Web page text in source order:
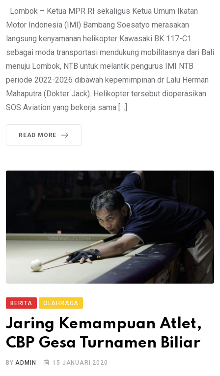
Lombok – Ketua MPR RI sekaligus Ketua Umum Ikatan
Motor Indonesia (IMI) Bambang Soesatyo merasakan
langsung kenyamanan helikopter Kawasaki BK 117-C1
sebagai moda transportasi mendukung mobilitasnya dari Bali
menuju Lombok, NTB untuk melantik pengurus IMI NTB
periode 2022-2026 dibawah kepemimpinan dr Lalu Herman
Mahaputra (Dokter Jack). Helikopter tersebut dioperasikan
SOS Aviation yang bekerja sama […]
READ MORE
BERITA OLAHRAGA
Jaring Kemampuan Atlet,
CBP Gesa Turnamen Biliar
BYADMIN 15 JANUARI 2020